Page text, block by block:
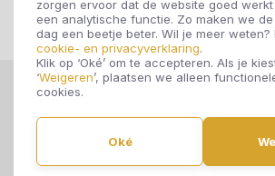
zorgen ervoor dat de website goed
een analytische functie. Zo maken we
dag een beetje beter. Wil je meer weten?
cookie- en privacyverklaring.
Klik op ‘Oké’ om te accepteren. Als je
‘Weigeren’, plaatsen we alleen
cookies.
Oké